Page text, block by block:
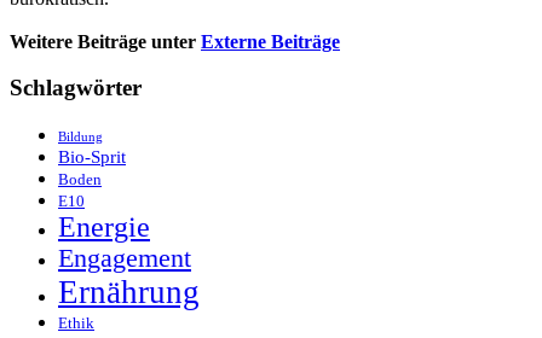
Weitere Beiträge unter Externe Beiträge
Schlagwörter
Bildung
Bio-Sprit
Boden
E10
Energie
Engagement
Ernährung
Ethik